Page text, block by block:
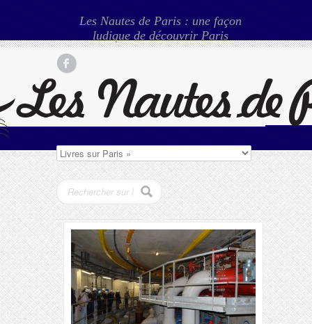
Les Nautes de Paris : une façon
ludique de découvrir Paris